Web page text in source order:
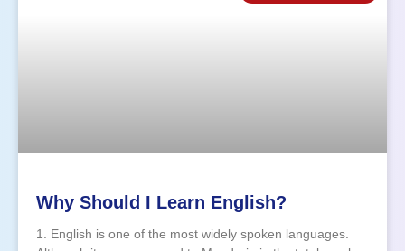
Why Should I Learn English?
1. English is one of the most widely spoken languages.